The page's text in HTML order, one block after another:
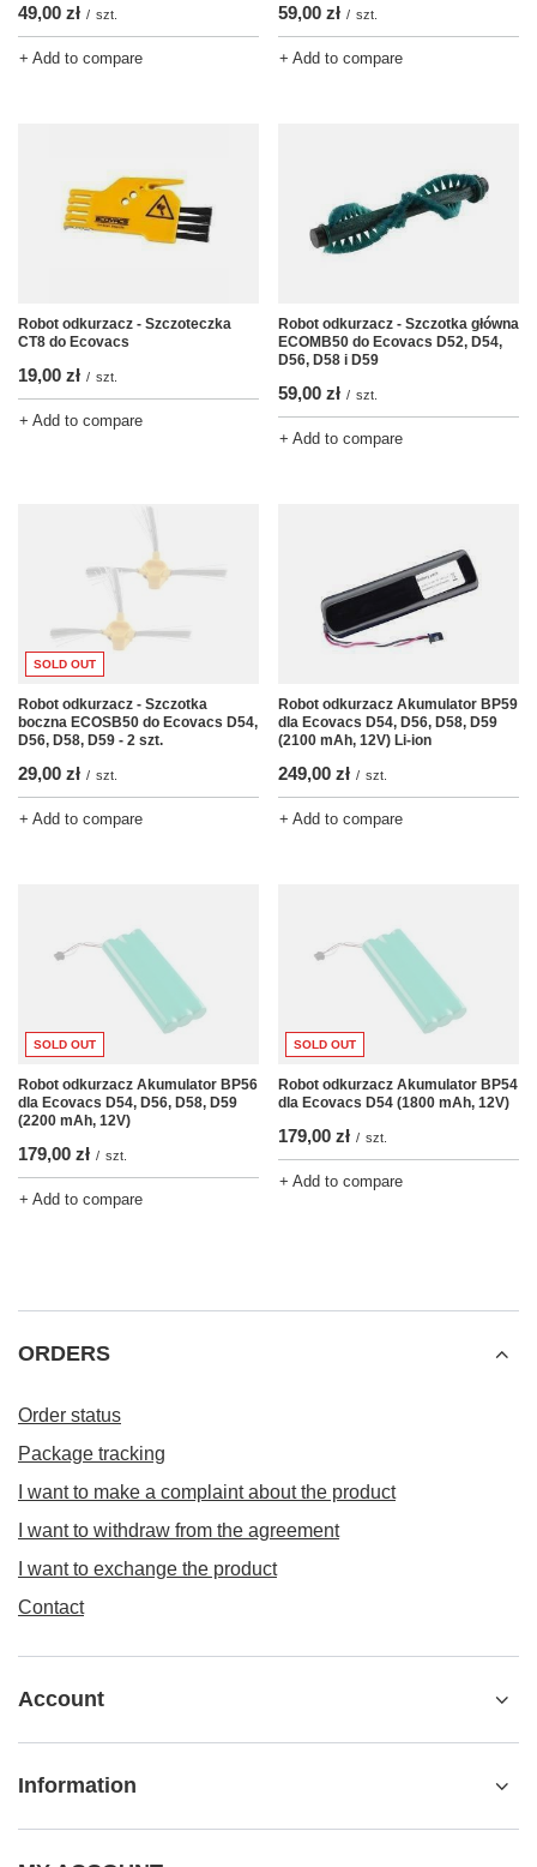
49,00 zł / szt.
+ Add to compare
59,00 zł / szt.
+ Add to compare
Robot odkurzacz - Szczoteczka
CT8 do Ecovacs
19,00 zł / szt.
+ Add to compare
Robot odkurzacz - Szczotka główna
ECOMB50 do Ecovacs D52, D54,
D56, D58 i D59
59,00 zł / szt.
+ Add to compare
SOLD OUT
Robot odkurzacz - Szczotka
boczna ECOSB50 do Ecovacs D54,
D56, D58, D59 - 2 szt.
29,00 zł / szt.
+ Add to compare
Robot odkurzacz Akumulator BP59
dla Ecovacs D54, D56, D58, D59
(2100 mAh, 12V) Li-ion
249,00 zł / szt.
+ Add to compare
SOLD OUT
Robot odkurzacz Akumulator BP56
dla Ecovacs D54, D56, D58, D59
(2200 mAh, 12V)
179,00 zł / szt.
+ Add to compare
SOLD OUT
Robot odkurzacz Akumulator BP54
dla Ecovacs D54 (1800 mAh, 12V)
179,00 zł / szt.
+ Add to compare
ORDERS
Order status
Package tracking
I want to make a complaint about the product
I want to withdraw from the agreement
I want to exchange the product
Contact
Account
Information